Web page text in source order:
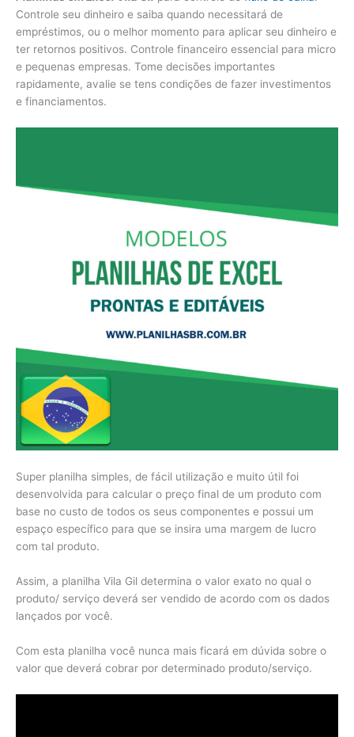
Controle seu dinheiro e saiba quando necessitará de
empréstimos, ou o melhor momento para aplicar seu dinheiro e
ter retornos positivos. Controle financeiro essencial para micro
e pequenas empresas. Tome decisões importantes
rapidamente, avalie se tens condições de fazer investimentos
e financiamentos.
Super planilha simples, de fácil utilização e muito útil foi
desenvolvida para calcular o preço final de um produto com
base no custo de todos os seus componentes e possui um
espaço específico para que se insira uma margem de lucro
com tal produto.
Assim, a planilha Vila Gil determina o valor exato no qual o
produto/ serviço deverá ser vendido de acordo com os dados
lançados por você.
Com esta planilha você nunca mais ficará em dúvida sobre o
valor que deverá cobrar por determinado produto/serviço.